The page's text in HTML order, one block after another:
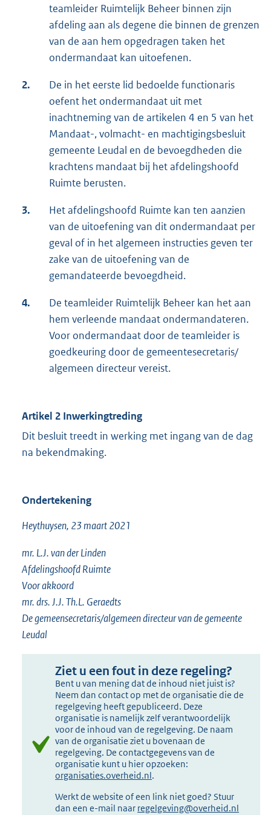
teamleider Ruimtelijk Beheer binnen zijn
afdeling aan als degene die binnen de grenzen
van de aan hem opgedragen taken het
ondermandaat kan uitoefenen.
2.
De in het eerste lid bedoelde functionaris
oefent het ondermandaat uit met
inachtneming van de artikelen 4 en 5 van het
Mandaat-, volmacht- en machtigingsbesluit
gemeente Leudal en de bevoegdheden die
krachtens mandaat bij het afdelingshoofd
Ruimte berusten.
3.
Het afdelingshoofd Ruimte kan ten aanzien
van de uitoefening van dit ondermandaat per
geval of in het algemeen instructies geven ter
zake van de uitoefening van de
gemandateerde bevoegdheid.
4.
De teamleider Ruimtelijk Beheer kan het aan
hem verleende mandaat ondermandateren.
Voor ondermandaat door de teamleider is
goedkeuring door de gemeentesecretaris/
algemeen directeur vereist.
Artikel 2 Inwerkingtreding
Dit besluit treedt in werking met ingang van de dag
na bekendmaking.
Ondertekening
Heythuysen, 23 maart 2021
mr. L.J. van der Linden
Afdelingshoofd Ruimte
Voor akkoord
mr. drs. J.J. Th.L. Geraedts
De gemeensecretaris/algemeen directeur van de gemeente
Leudal
Ziet u een fout in deze regeling?
Bent u van mening dat de inhoud niet juist is?
Neem dan contact op met de organisatie die de
regelgeving heeft gepubliceerd. Deze
organisatie is namelijk zelf verantwoordelijk
voor de inhoud van de regelgeving. De naam
van de organisatie ziet u bovenaan de
regelgeving. De contactgegevens van de
organisatie kunt u hier opzoeken:
organisaties.overheid.nl.
Werkt de website of een link niet goed? Stuur
dan een e-mail naar regelgeving@overheid.nl